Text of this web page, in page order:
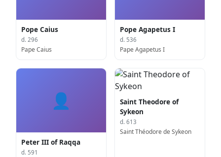
Pope Caius
d. 296
Pape Caius
Pope Agapetus I
d. 536
Pape Agapetus I
👤
Peter III of Raqqa
d. 591
Saint Theodore of
Sykeon
d. 613
Saint Théodore de Sykeon